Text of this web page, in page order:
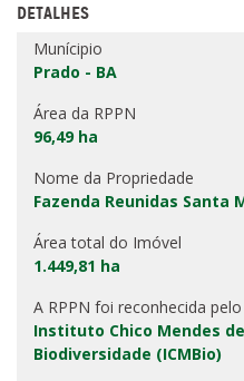
DETALHES
Munícipio
Prado - BA
Área da RPPN
96,49 ha
Nome da Propriedade
Fazenda Reunidas Santa
Área total do Imóvel
1.449,81 ha
A RPPN foi reconhecida
Instituto Chico Mendes
Biodiversidade (ICMBio)